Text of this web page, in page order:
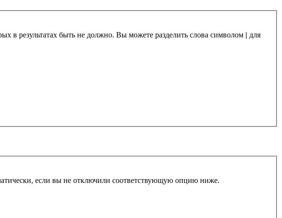
в результатах быть не должно. Вы можете разделить слова символом | для
если вы не отключили соответствующую опцию ниже.